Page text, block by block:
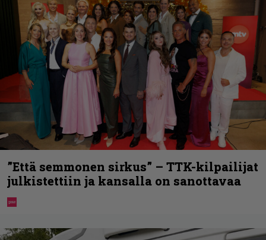
”Että semmonen sirkus” – TTK-kilpailijat
julkistettiin ja kansalla on sanottavaa